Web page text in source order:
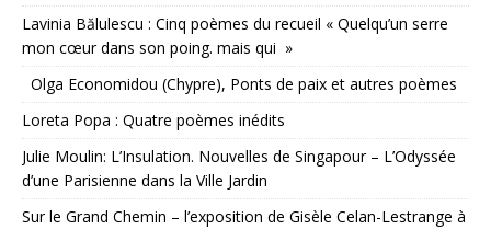
Lavinia Bălulescu : Cinq poèmes du recueil « Quelqu’un serre
mon cœur dans son poing. mais qui »
Olga Economidou (Chypre), Ponts de paix et autres poèmes
Loreta Popa : Quatre poèmes inédits
Julie Moulin: L’Insulation. Nouvelles de Singapour – L’Odyssée
d’une Parisienne dans la Ville Jardin
Sur le Grand Chemin – l’exposition de Gisèle Celan-Lestrange à